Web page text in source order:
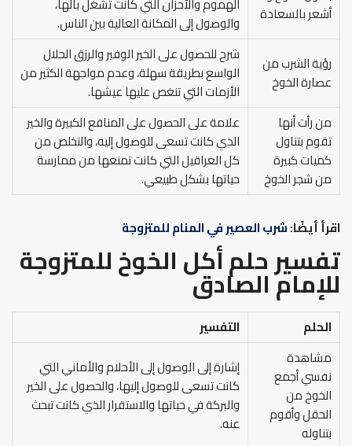
أشعر بالسعادة
الهموم والأحزان التي كانت تشغل بالها،
والوصول إلى المكانة العالية بين الناس.
رؤية الشرب من
عصارة الخوخ
شرح للحصول على الخير الوفير والرزق الحلال
الواسع بطريقة سهلة، وعدم مواجهة الكثير من
الأزمات التي تنغص عليها عيشها.
من رأت أنها
تقوم بتناول
كميات كبيرة
من شجر الخوخ
علامة على الحصول على المنافع الكبيرة والخير
الذي كانت تسعى للوصول إليه، والتخلص من
كل العراقيل التي كانت تمنعها من ممارسة
حياتها بشكل طبيعي.
اقرأ أيضًا:شرب العصير في المنام للمتزوجة
تفسير حلم أكل الخوخ للمتزوجة
للإمام الصادق
الحلم
التفسير
مشاهدة
نفسي أجمع
الخوخ من
الحقل وأقوم
بتناوله
إشارة إلى الوصول إلى الأحلام والأماني التي
كانت تسعى للوصول إليها، والحصول على الخير
والبركة في حياتها والاستقرار الذي كانت تبحث
عنه.